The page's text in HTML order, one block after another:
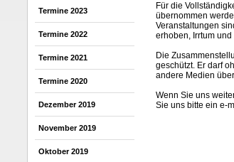
Termine 2023
Termine 2022
Termine 2021
Termine 2020
Dezember 2019
November 2019
Oktober 2019
Für die
übernommen
Veranstaltungen
erhoben, Irrtum
Die
geschützt. Er darf
andere Medien
Wenn Sie uns
Sie uns bitte ein e-